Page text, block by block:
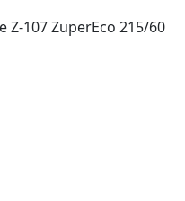
107 ZuperEco 215/60